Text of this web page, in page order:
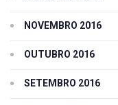
NOVEMBRO 2016
OUTUBRO 2016
SETEMBRO 2016